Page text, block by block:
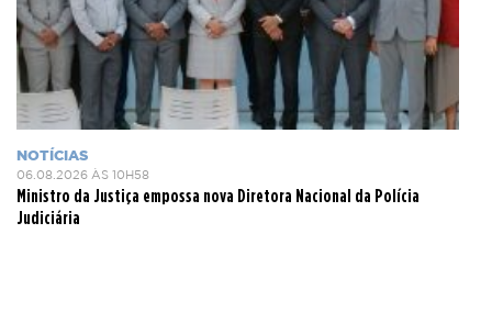
NOTÍCIAS
06.08.2026 ÀS 10H58
Ministro da Justiça empossa nova Diretora Nacional da Polícia
Judiciária